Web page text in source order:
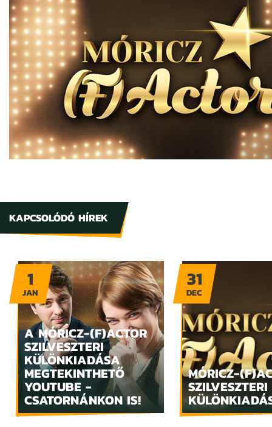
KAPCSOLÓDÓ HÍREK
A MÓRICZ-(F)ACTOR
SZILVESZTERI
KÜLÖNKIADÁSA
MEGTEKINTHETŐ
YOUTUBE -
CSATORNÁNKON IS!
1
JAN
MÓRICZ-
SZILVESZTERI
31
DEC